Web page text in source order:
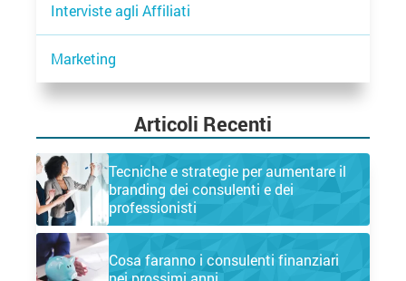
Interviste agli Affiliati
Marketing
Articoli Recenti
Tecniche e strategie per aumentare il
branding dei consulenti e dei
professionisti
Cosa faranno i consulenti finanziari